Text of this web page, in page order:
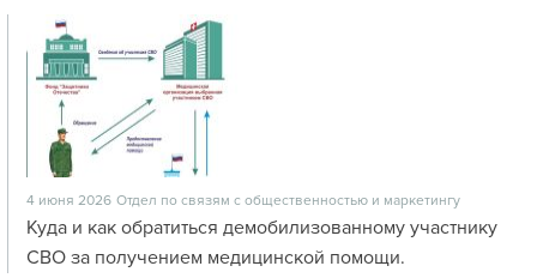
4 июня 2026 Отдел по связям с общественностью и маркетингу
Куда и как обратиться демобилизованному участнику
СВО за получением медицинской помощи.